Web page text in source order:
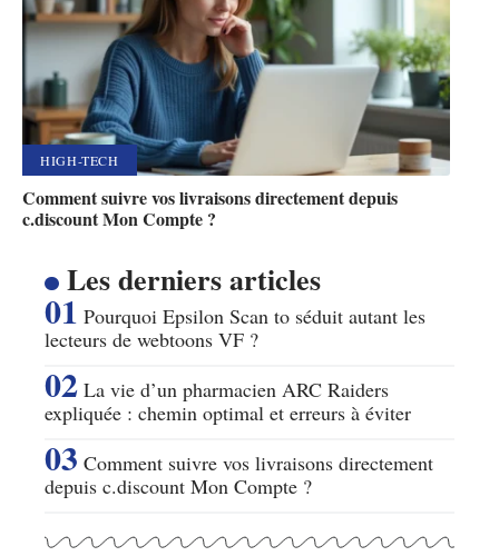
HIGH-TECH
Comment suivre vos livraisons directement depuis
c.discount Mon Compte ?
Les derniers articles
Pourquoi Epsilon Scan to séduit autant les
lecteurs de webtoons VF ?
La vie d’un pharmacien ARC Raiders
expliquée : chemin optimal et erreurs à éviter
Comment suivre vos livraisons directement
depuis c.discount Mon Compte ?